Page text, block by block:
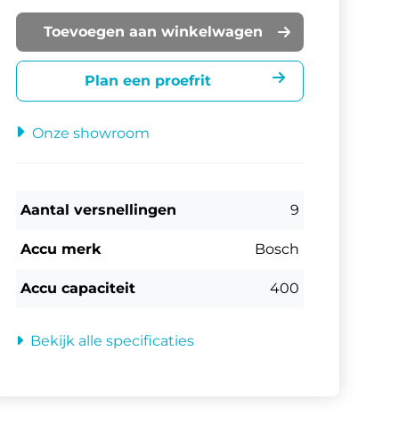
Toevoegen aan winkelwagen
Plan een proefrit
Onze showroom
Aantal versnellingen 9
Accu merk Bosch
Accu capaciteit 400
Bekijk alle specificaties